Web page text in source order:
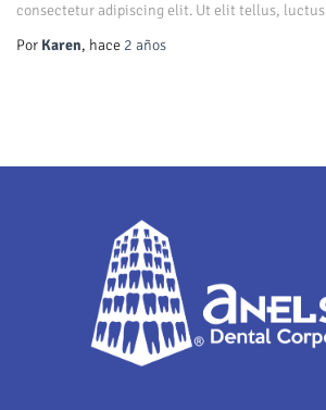
consectetur adipiscing elit. Ut elit tellus, luctus
Por Karen, hace 2 años